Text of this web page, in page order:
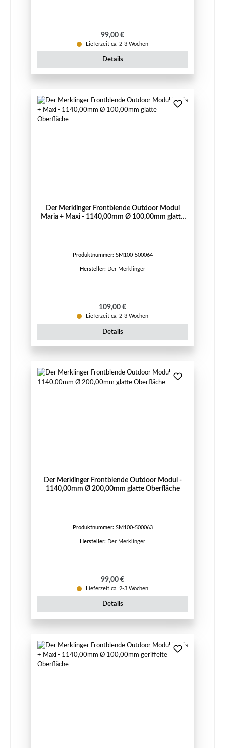
Regulärer Preis:
99,00 €
Lieferzeit ca. 2-3 Wochen
Details
Der Merklinger Frontblende Outdoor Modul
Maria + Maxi - 1140,00mm Ø 100,00mm glatte
Produktnummer: SM100-500064
Hersteller: Der Merklinger
Regulärer Preis:
109,00 €
Lieferzeit ca. 2-3 Wochen
Details
Der Merklinger Frontblende Outdoor Modul -
1140,00mm Ø 200,00mm glatte Oberfläche
Produktnummer: SM100-500063
Hersteller: Der Merklinger
Regulärer Preis:
99,00 €
Lieferzeit ca. 2-3 Wochen
Details